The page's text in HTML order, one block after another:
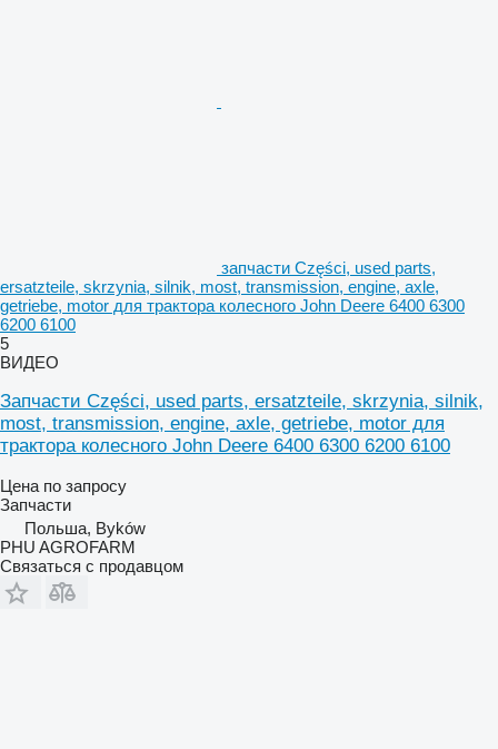
запчасти Części, used parts,
ersatzteile, skrzynia, silnik, most, transmission, engine, axle,
getriebe, motor для трактора колесного John Deere 6400 6300
6200 6100
5
ВИДЕО
Запчасти Części, used parts, ersatzteile, skrzynia, silnik,
most, transmission, engine, axle, getriebe, motor для
трактора колесного John Deere 6400 6300 6200 6100
Цена по запросу
Запчасти
Польша, Byków
PHU AGROFARM
Связаться с продавцом